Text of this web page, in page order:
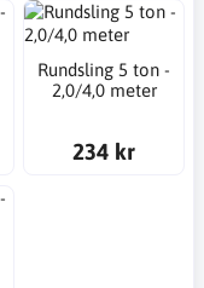
Rundsling 5 ton -
2,0/4,0 meter
234 kr